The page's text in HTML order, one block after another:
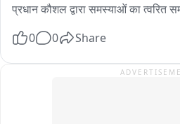
प्रधान कौशल द्वारा समस्याओं का त्वरित
धन्यवाद ज्ञापित किया और साधारण सभा
समिति सदस्य सुरेंद्र कुमार, संग्राम सिंह,
0 0 Share